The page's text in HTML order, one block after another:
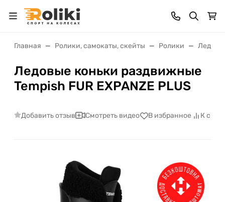
Главная Ролики, самокаты, скейты Ролики
Ледовые коньки раздвижные
Tempish FUR EXPANZE PLUS
Добавить отзыв Смотреть видео В избранное К